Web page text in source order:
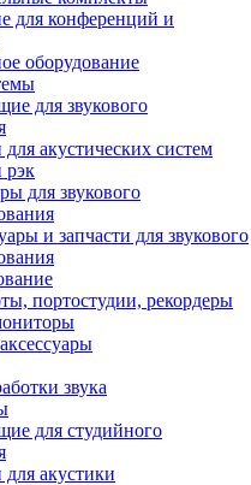
для конференций и
оборудование
для звукового
акустических систем
рэк
для звукового
и запчасти для звукового
портостудии, рекордеры
звука
для студийного
акустики